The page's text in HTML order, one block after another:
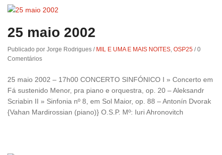
25 maio 2002
Publicado por Jorge Rodrigues / MIL E UMA E MAIS NOITES, OSP25 /0
Comentários
25 maio 2002 – 17h00 CONCERTO SINFÓNICO I » Concerto em
Fá sustenido Menor, pra piano e orquestra, op. 20 – Aleksandr
Scriabin II » Sinfonia nº 8, em Sol Maior, op. 88 – Antonín Dvorak
{Vahan Mardirossian (piano)} O.S.P. Mº: Iuri Ahronovitch